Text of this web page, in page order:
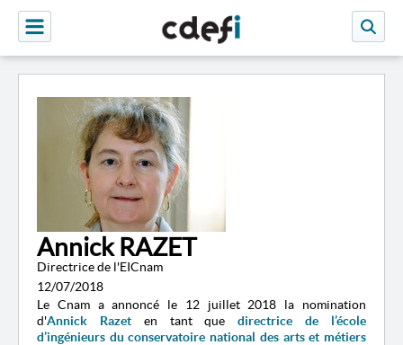
Annick RAZET
Directrice de l'EICnam
12/07/2018
Le Cnam a annoncé le 12 juillet 2018 la
nomination
d'Annick Razeten tant quedirectrice de l’école
d’ingénieurs duconservatoire national des arts et métiers